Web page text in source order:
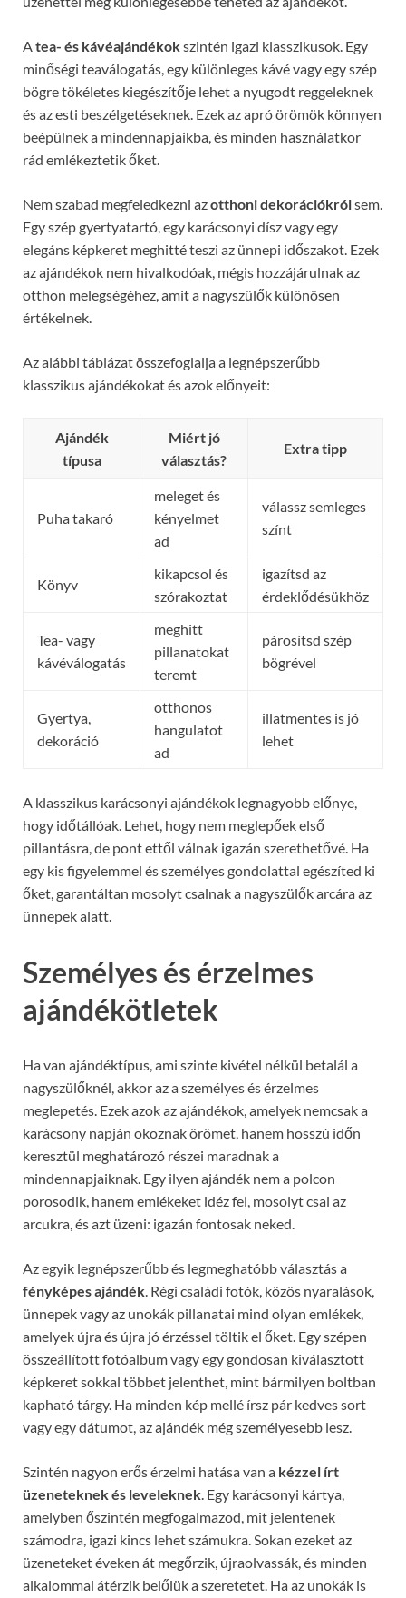
A tea- és kávéajándékokszintén igazi klasszikusok. Egy
minőségi teaválogatás, egy különleges kávé vagy egy szép
bögre tökéletes kiegészítője lehet a nyugodt reggeleknek
és az esti beszélgetéseknek. Ezek az apró örömök könnyen
beépülnek a mindennapjaikba, és minden használatkor
rád emlékeztetik őket.
Nem szabad megfeledkezni azotthoni dekorációkrólsem.
Egy szép gyertyatartó, egy karácsonyi dísz vagy egy
elegáns képkeret meghitté teszi az ünnepi időszakot. Ezek
az ajándékok nem hivalkodóak, mégis hozzájárulnak az
otthon melegségéhez, amit a nagyszülők különösen
értékelnek.
Az alábbi táblázat összefoglalja a legnépszerűbb
klasszikus ajándékokat és azok előnyeit:
Ajándék
típusa
Miért jó
választás?
Extra tipp
Puha takaró
meleget és
kényelmet
ad
válassz semleges
színt
Könyv
kikapcsol és
szórakoztat
igazítsd az
érdeklődésükhöz
Tea- vagy
kávéválogatás
meghitt
pillanatokat
teremt
párosítsd szép
bögrével
Gyertya,
dekoráció
otthonos
hangulatot
ad
illatmentes is jó
lehet
A klasszikus karácsonyi ajándékok legnagyobb előnye,
hogy időtállóak. Lehet, hogy nem meglepőek első
pillantásra, de pont ettől válnak igazán szerethetővé. Ha
egy kis figyelemmel és személyes gondolattal egészíted ki
őket, garantáltan mosolyt csalnak a nagyszülők arcára az
ünnepek alatt.
Személyes és érzelmes
ajándékötletek
Ha van ajándéktípus, ami szinte kivétel nélkül betalál a
nagyszülőknél, akkor az a személyes és érzelmes
meglepetés. Ezek azok az ajándékok, amelyek nemcsak a
karácsony napján okoznak örömet, hanem hosszú időn
keresztül meghatározó részei maradnak a
mindennapjaiknak. Egy ilyen ajándék nem a polcon
porosodik, hanem emlékeket idéz fel, mosolyt csal az
arcukra, és azt üzeni: igazán fontosak neked.
Az egyik legnépszerűbb és legmeghatóbb választás a
fényképes ajándék. Régi családi fotók, közös nyaralások,
ünnepek vagy az unokák pillanatai mind olyan emlékek,
amelyek újra és újra jó érzéssel töltik el őket. Egy szépen
összeállított fotóalbum vagy egy gondosan kiválasztott
képkeret sokkal többet jelenthet, mint bármilyen boltban
kapható tárgy. Ha minden kép mellé írsz pár kedves sort
vagy egy dátumot, az ajándék még személyesebb lesz.
Szintén nagyon erős érzelmi hatása van a kézzel írt
üzeneteknek és leveleknek. Egy karácsonyi kártya,
amelyben őszintén megfogalmazod, mit jelentenek
számodra, igazi kincs lehet számukra. Sokan ezeket az
üzeneteket éveken át megőrzik, újraolvassák, és minden
alkalommal átérzik belőlük a szeretetet. Ha az unokák is